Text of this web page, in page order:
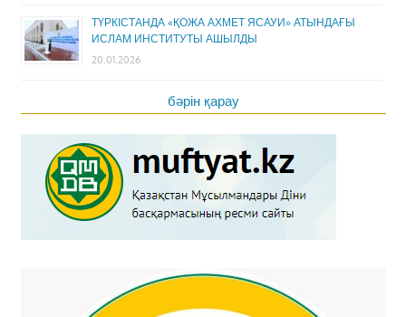
ТҮРКІСТАНДА «ҚОЖА АХМЕТ ЯСАУИ» АТЫНДАҒЫ
ИСЛАМ ИНСТИТУТЫ АШЫЛДЫ
20.01.2026
бәрін қарау